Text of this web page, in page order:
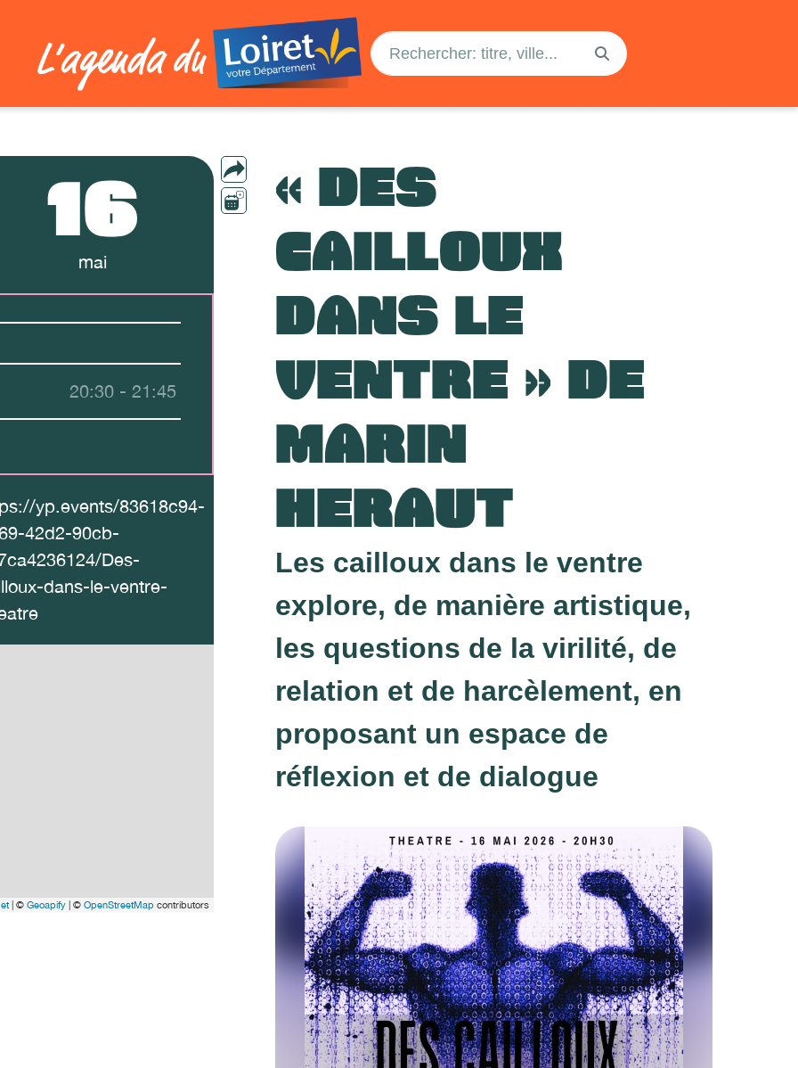
« DES
CAILLOUX
DANS LE
VENTRE » DE
MARIN
HERAUT
16
mai
20:30 - 21:45
yp.events/83618c94-
42d2-90cb-
Des-
dans-le-ventre-
| © Geoapify | © OpenStreetMap contributors
Les cailloux dans le ventre
explore, de manière artistique,
les questions de la virilité, de
relation et de harcèlement, en
proposant un espace de
réflexion et de dialogue